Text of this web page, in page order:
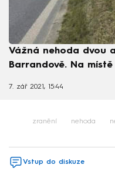
Vážná nehoda dvou
Barrandově. Na
7. zář 2021, 15:44
zranění nehoda
Vstup do diskuze